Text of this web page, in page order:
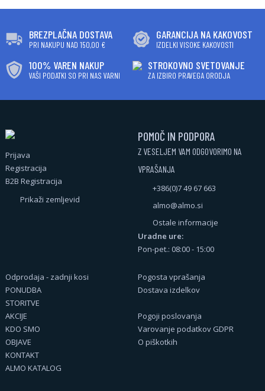
BREZPLAČNA DOSTAVA
PRI NAKUPU NAD 150,00 €
GARANCIJA NA KAKOVOST
IZDELKI VISOKE KAKOVOSTI
100% VAREN NAKUP
VAŠI PODATKI SO PRI NAS VARNI
STROKOVNO SVETOVANJE
ZA IZBIRO PRAVEGA ORODJA
Prijava
Registracija
B2B Registracija
Prikaži zemljevid
POMOČ IN PODPORA
Z VESELJEM VAM ODGOVORIMO NA
VPRAŠANJA
+386(0)7 49 67 663
almo@almo.si
Ostale informacije
Uradne ure:
Pon-pet.: 08:00 - 15:00
Odprodaja - zadnji kosi
PONUDBA
STORITVE
AKCIJE
KDO SMO
OBJAVE
KONTAKT
ALMO KATALOG
Pogosta vprašanja
Dostava izdelkov
Pogoji poslovanja
Varovanje podatkov GDPR
O piškotkih